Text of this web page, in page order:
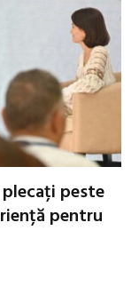
peste
pentru